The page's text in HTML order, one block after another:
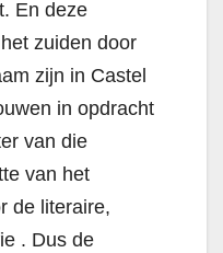
En deze
zuiden door
zijn in Castel
in opdracht
van die
van het
de literaire,
. Dus de